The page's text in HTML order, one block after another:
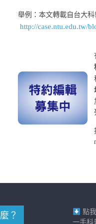
舉例：本文轉載自台大
http://case.ntu.edu.tw/
？ 點
一手科